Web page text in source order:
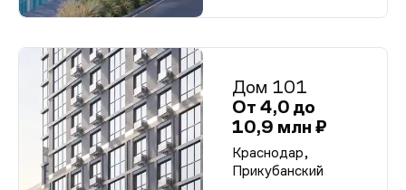
Дом 101
От 4,0 до
10,9 млн ₽
Краснодар,
Прикубанский